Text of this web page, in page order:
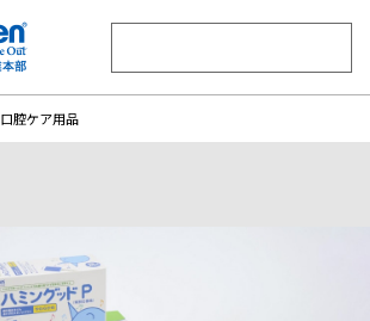
口腔ケア用品